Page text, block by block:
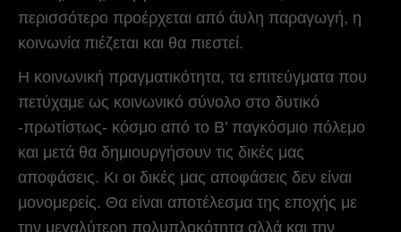
περισσότερο προέρχεται από άυλη παραγωγή, η
κοινωνία πιέζεται και θα πιεστεί.
Η κοινωνική πραγματικότητα, τα επιτεύγματα που
πετύχαμε ως κοινωνικό σύνολο στο δυτικό
-πρωτίστως- κόσμο από το Β’ παγκόσμιο πόλεμο
και μετά θα δημιουργήσουν τις δικές μας
αποφάσεις. Κι οι δικές μας αποφάσεις δεν είναι
μονομερείς. Θα είναι αποτέλεσμα της εποχής με
την μεγαλύτερη πολυπλοκότητα αλλά και την